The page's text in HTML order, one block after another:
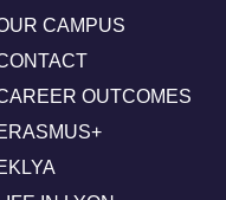
CAMPUS
OUTCOMES